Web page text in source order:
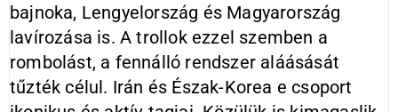
bajnoka, Lengyelország és Magyarország
lavírozása is. A trollok ezzel szemben a
rombolást, a fennálló rendszer aláásását
tűzték célul. Irán és Észak-Korea e csoport